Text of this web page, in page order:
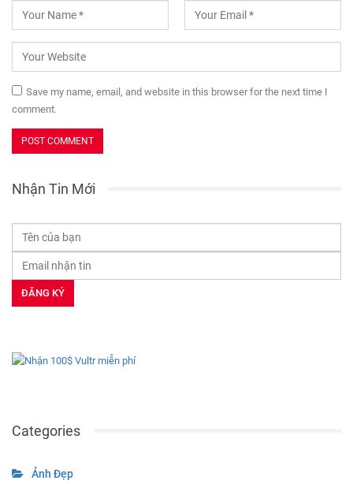
Save my name, email, and website in this browser for the next time I
comment.
Nhận Tin Mới
Categories
Ảnh Đẹp